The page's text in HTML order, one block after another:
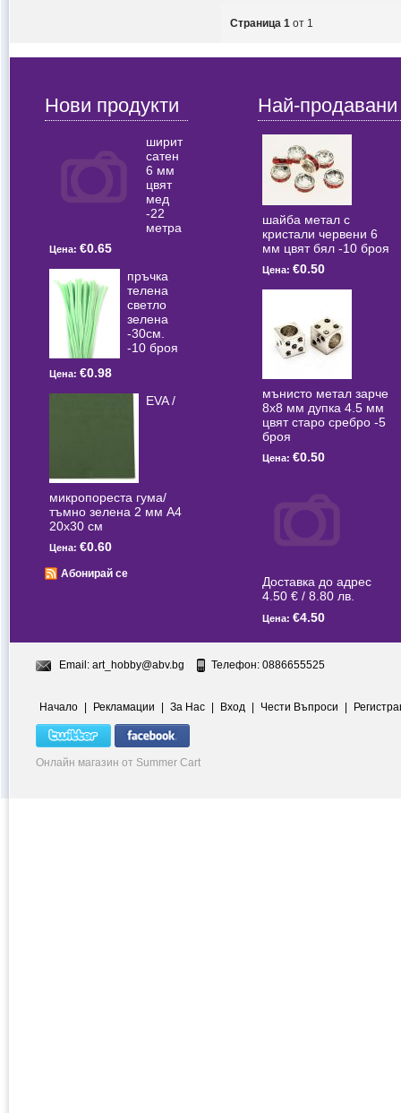
Страница 1 от 1
Нови продукти
ширит
сатен
6 мм
цвят
мед
-22
метра
Цена: €0.65
пръчка
телена
светлo
зелена
-30см.
-10 броя
Цена: €0.98
EVA /
микропореста гума/
тъмно зелена 2 мм А4
20x30 см
Цена: €0.60
Абонирай се
Най-продавани
шайба метал с
кристали червени 6
мм цвят бял -10 броя
Цена: €0.50
мънисто метал зарче
8x8 мм дупка 4.5 мм
цвят старо сребро -5
броя
Цена: €0.50
Доставка до адрес
4.50 € / 8.80 лв.
Цена: €4.50
Email: art_hobby@abv.bg Телефон: 0886655525
Начало | Рекламации | За Нас | Вход | Чести Въпроси |
Онлайн магазин от Summer Cart